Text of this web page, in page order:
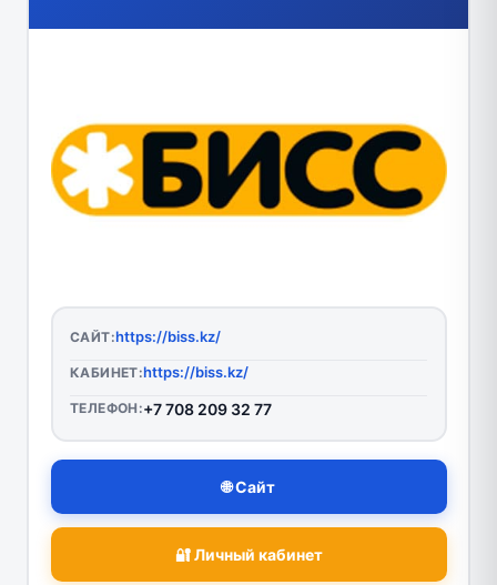
САЙТ:https://biss.kz/
КАБИНЕТ:https://biss.kz/
ТЕЛЕФОН:+7 708 209 32 77
🌐 Сайт
🔐 Личный кабинет